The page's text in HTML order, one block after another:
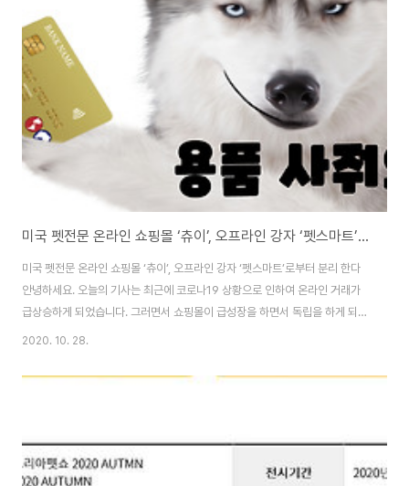
~~ www.youtube.com/watch?
v=mKntMyeYVmw&feature=emb_logo
미국 펫전문 온라인 쇼핑몰 ‘츄이’, 오프라인 강자 ‘펫스마트’로부터 분리 한다
미국 펫전문 온라인 쇼핑몰 ‘츄이’, 오프라인 강자 ‘펫스마트’로부터 분리 한다
안녕하세요. 오늘의 기사는 최근에 코로나19 상황으로 인하여 온라인 거래가
급상승하게 되었습니다. 그러면서 쇼핑몰이 급성장을 하면서 독립을 하게 되었
다는 소식을 알려 드립니다. 미국의 반려동물 전문 온라인 쇼핑몰 1위인 '츄
2017년 4월 펫스마트는 츄이를 인수하며 일부 브랜드(동물사료, 간식 및 기
니다. 자세한 뉴스 내용은 www.koreadognews.co.kr/news/view.php?
no=3403..
2020. 10. 28.